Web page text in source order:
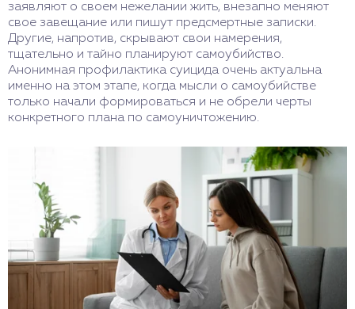
заявляют о своем нежелании жить, внезапно меняют
свое завещание или пишут предсмертные записки.
Другие, напротив, скрывают свои намерения,
тщательно и тайно планируют самоубийство.
Анонимная профилактика суицида очень актуальна
именно на этом этапе, когда мысли о самоубийстве
только начали формироваться и не обрели черты
конкретного плана по самоуничтожению.